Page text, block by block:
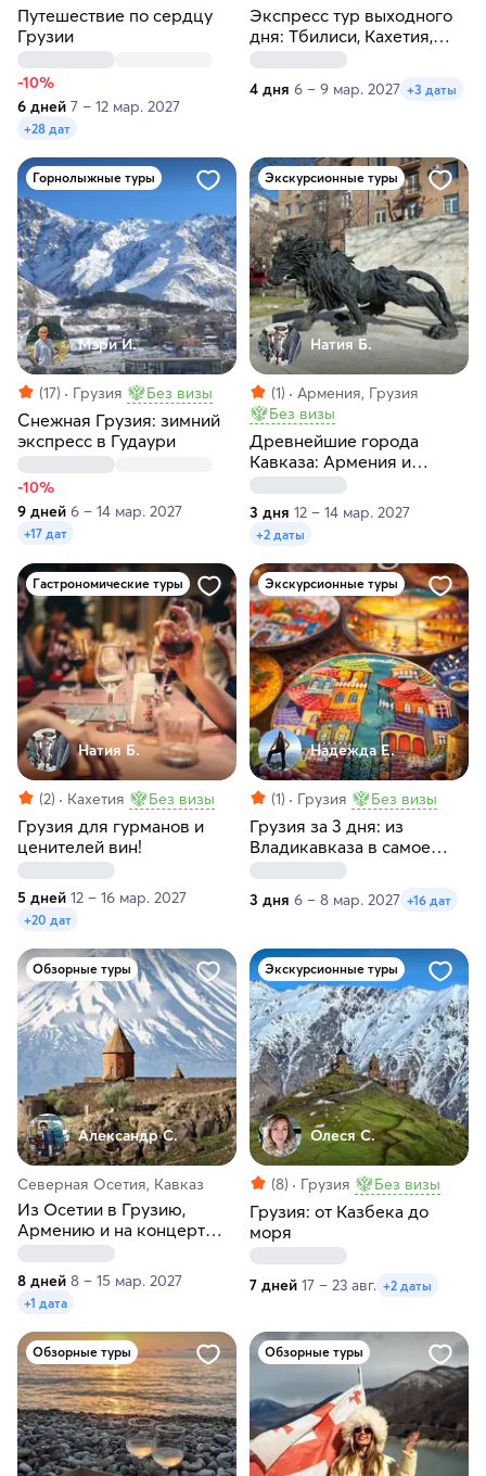
Путешествие по сердцу
Грузии
-10%
6 дней 7 – 12 мар. 2027
+28 дат
Экспресс тур выходного
дня: Тбилиси, Кахетия,
Казбеги
4 дня 6 – 9 мар. 2027 +3 даты
Горнолыжные туры
Мэри И.
(17) Грузия Без визы
Снежная Грузия: зимний
экспресс в Гудаури
-10%
9 дней 6 – 14 мар. 2027
+17 дат
Экскурсионные туры
Натия Б.
(1)
Армения, Грузия
Без визы
Древнейшие города
Кавказа: Армения и
Грузия
3 дня 12 – 14 мар. 2027
+2 даты
Гастрономические туры
Натия Б.
(2) Кахетия Без визы
Грузия для гурманов и
ценителей вин!
5 дней 12 – 16 мар. 2027
+20 дат
Экскурсионные туры
Надежда Е.
(1) Грузия Без визы
Грузия за 3 дня: из
Владикавказа в самое
сердце страны
3 дня 6 – 8 мар. 2027 +16 дат
Обзорные туры
Александр С.
Северная Осетия, Кавказ
Из Осетии в Грузию,
Армению и на концерт
Би-2
8 дней 8 – 15 мар. 2027
+1 дата
Экскурсионные туры
Олеся С.
(8) Грузия Без визы
Грузия: от Казбека до
моря
7 дней 17 – 23 авг. +2 даты
Обзорные туры Обзорные туры